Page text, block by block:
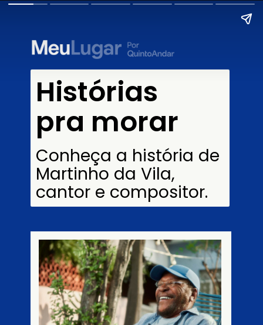
Histórias
pra morar
Conheça a história de
Martinho da Vila,
cantor e compositor.